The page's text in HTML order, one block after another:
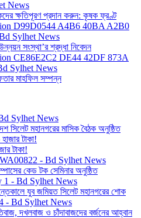
ক্ষতিপূরণ প্রদান করুন: কৃষক ফ্রণ্ট
সংস্থা’র শ্রদ্ধা নিবেদন
মাহফিল সম্পন্ন
সিলেট মহানগরের মাসিক বৈঠক অনুষ্ঠিত
টাকা!
কেড টক সেমিনার অনুষ্ঠিত
যুব জমিয়ত সিলেট মহানগরের শোক
দখলবাজ ও চাঁদাবাজদের বর্জনের আহ্বান